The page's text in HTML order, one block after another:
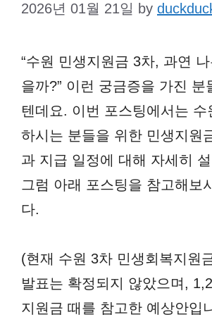
2026년 01월 21일 by
“수원 민생지원금 3차, 과연
을까?” 이런 궁금증을 가진 분
텐데요. 이번 포스팅에서는 수
하시는 분들을 위한 민생지원
과 지급 일정에 대해 자세히
그럼 아래 포스팅을 참고해보
다.
(현재 수원 3차 민생회복지원
발표는 확정되지 않았으며,
지원금 때를 참고한 예상안입